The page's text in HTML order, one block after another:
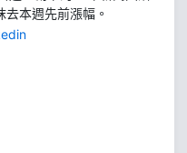
本週先前漲幅。